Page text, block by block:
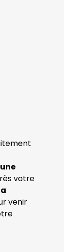
votre
venir